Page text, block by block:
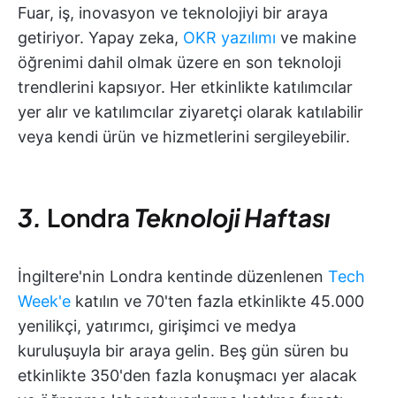
Fuar, iş, inovasyon ve teknolojiyi bir araya
getiriyor. Yapay zeka, OKR yazılımı ve makine
öğrenimi dahil olmak üzere en son teknoloji
trendlerini kapsıyor. Her etkinlikte katılımcılar
yer alır ve katılımcılar ziyaretçi olarak katılabilir
veya kendi ürün ve hizmetlerini sergileyebilir.
3. Londra Teknoloji Haftası
İngiltere'nin Londra kentinde düzenlenen Tech
Week'e katılın ve 70'ten fazla etkinlikte 45.000
yenilikçi, yatırımcı, girişimci ve medya
kuruluşuyla bir araya gelin. Beş gün süren bu
etkinlikte 350'den fazla konuşmacı yer alacak